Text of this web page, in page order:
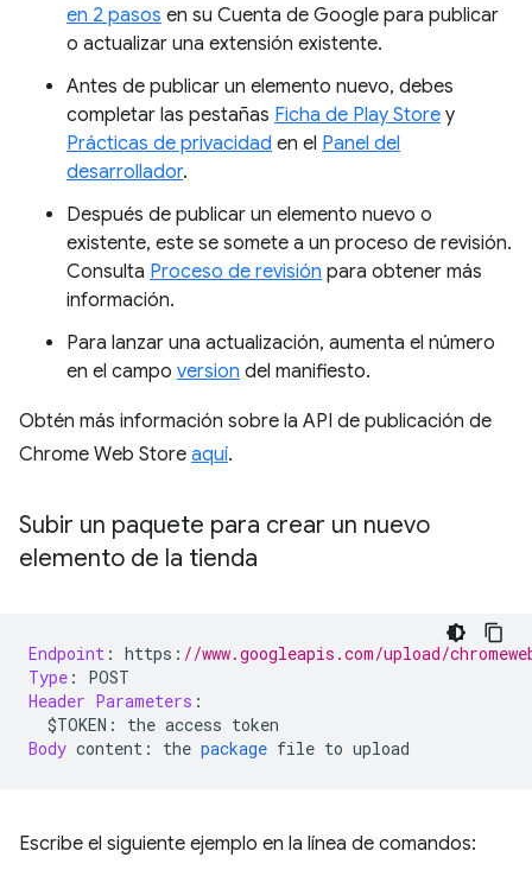
en 2 pasos en su Cuenta de Google para publicar
o actualizar una extensión existente.
Antes de publicar un elemento nuevo, debes
completar las pestañas Ficha de Play Store y
Prácticas de privacidad en el Panel del
desarrollador.
Después de publicar un elemento nuevo o
existente, este se somete a un proceso de revisión.
Consulta Proceso de revisión para obtener más
información.
Para lanzar una actualización, aumenta el número
en el campo version del manifiesto.
Obtén más información sobre la API de publicación de
Chrome Web Store aquí.
Subir un paquete para crear un nuevo
elemento de la tienda
Endpoint : https : //www.googleapis.com/upload/
Type :
POST
Header Parameters :
$TOKEN :
the access token
Body content : the package file to upload
Escribe el siguiente ejemplo en la línea de comandos: